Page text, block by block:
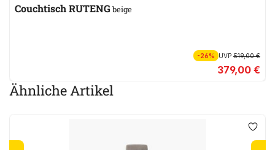
Couchtisch RUTENG beige
-26% UVP519,00 €
379,00 €
Ähnliche Artikel